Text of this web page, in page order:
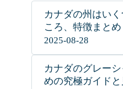
カナダの州はい
ころ、特徴まとめ
2025-08-28
カナダのグレー
めの究極ガイドと